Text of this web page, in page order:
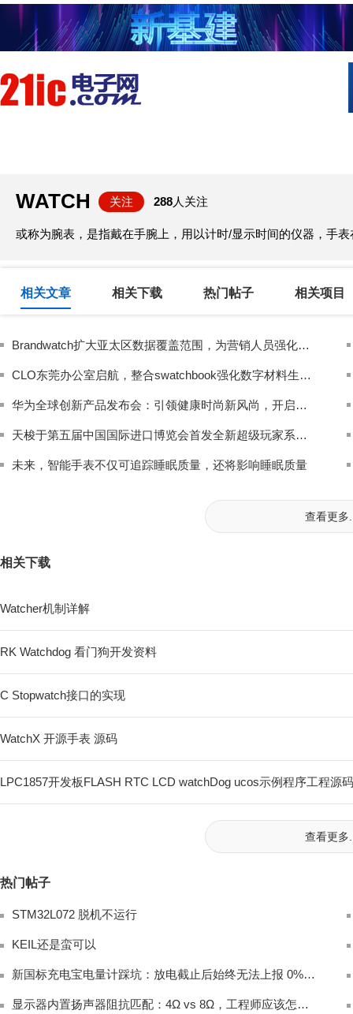
WATCH 关注 288人关注
或称为腕表，是指戴在手腕上，用以计时/显示时间的仪器，手
相关文章 相关下载 热门帖子 相关项目
Brandwatch扩大亚太区数据覆盖范围，为营销人员强化全球洞察力
CLO东莞办公室启航，整合swatchbook强化数字材料生态布局
华为全球创新产品发布会：引领健康时尚新风尚，开启创作至美新时代
天梭于第五届中国国际进口博览会首发全新超级玩家系列腕表
未来，智能手表不仅可追踪睡眠质量，还将影响睡眠质量
查看更多
相关下载
Watcher机制详解
RK Watchdog 看门狗开发资料
C Stopwatch接口的实现
WatchX 开源手表 源码
LPC1857开发板FLASH RTC LCD watchDog ucos示例程序工程源码
查看更多
热门帖子
STM32L072 脱机不运行
KEIL还是蛮可以
新国标充电宝电量计踩坑：放电截止后始终无法上报 0% 电量完整排查
显示器内置扬声器阻抗匹配：4Ω vs 8Ω，工程师应该怎么选？